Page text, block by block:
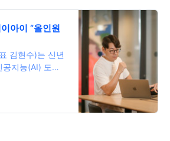
아이 “올인원
김현수)는 신년
지능(AI) 도입
. 슈퍼브에이아
다. AI 개발의